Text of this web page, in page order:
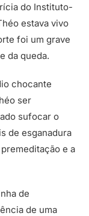
do Instituto-
estava vivo
foi um grave
da queda.
chocante
ser
sufocar o
de esganadura
e a
de
de uma